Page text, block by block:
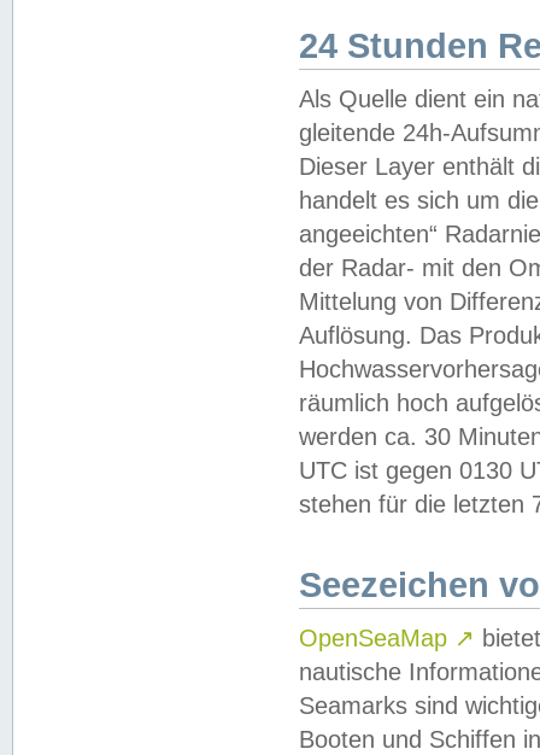
24 Stunden
Als Quelle dient ein
gleitende 24h-
Dieser Layer enthält
handelt es sich um
angeeichten“
der Radar- mit den
Mittelung von
Auflösung. Das
räumlich hoch
werden ca. 30
UTC ist gegen 0130
stehen für die letzten
Seezeichen
OpenSeaMap ↗
nautische
Seamarks sind
Booten und Schiffen